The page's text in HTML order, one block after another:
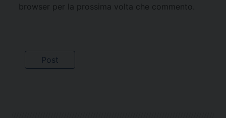
browser per la prossima volta che commento.